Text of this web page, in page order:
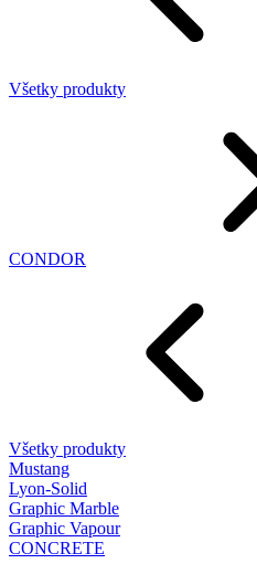
Všetky produkty
CONDOR
Všetky produkty
Mustang
Lyon-Solid
Graphic Marble
Graphic Vapour
CONCRETE